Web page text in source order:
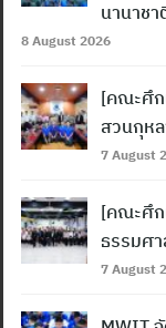
นานาชา
8 August 2026
[คณะศึก
สวนกุห
7 August
[คณะศึก
ธรรมศ
7 August